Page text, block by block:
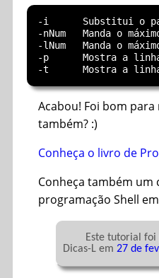
-i	Substitui o par de chaves ({}) pelas cadeias recebidas
-nNum	Manda o máximo de parâmetros recebidos, até o máximo de Num para o comando a ser executado
-lNum	Manda o máximo de linhas recebidas, até o máximo de Num para o comando a ser executado
-p	Mostra a linha de comando montada e pergunta se deseja executá-la
Acabou! Foi bom
também? :)
Conheça o livro de
Conheça também
programação Shell em
Dicas-L em 27 de